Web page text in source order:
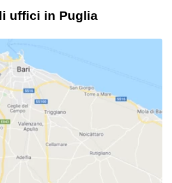
uffici in Puglia